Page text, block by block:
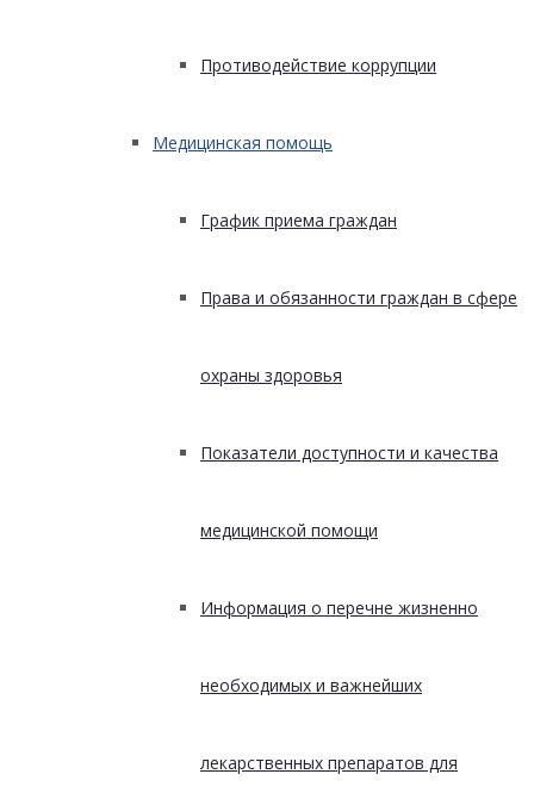
Противодействие коррупции
Медицинская помощь
График приема граждан
Права и обязанности граждан в сфере
охраны здоровья
Показатели доступности и качества
медицинской помощи
Информация о перечне жизненно
необходимых и важнейших
лекарственных препаратов для